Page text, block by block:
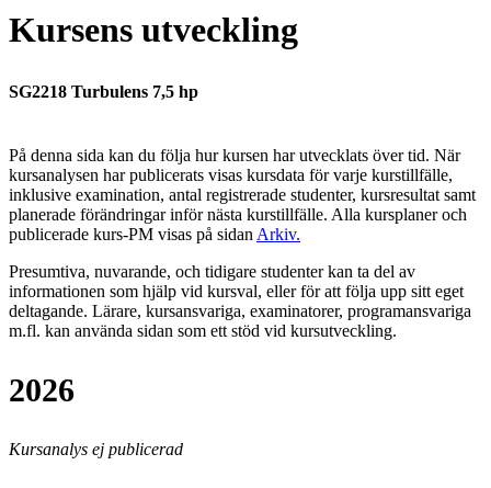
Kursens utveckling
SG2218 Turbulens 7,5 hp
På denna sida kan du följa hur kursen har utvecklats över tid. När
kursanalysen har publicerats visas kursdata för varje kurstillfälle,
inklusive examination, antal registrerade studenter, kursresultat samt
planerade förändringar inför nästa kurstillfälle. Alla kursplaner och
publicerade kurs-PM visas på sidan Arkiv.
Presumtiva, nuvarande, och tidigare studenter kan ta del av
informationen som hjälp vid kursval, eller för att följa upp sitt eget
deltagande. Lärare, kursansvariga, examinatorer, programansvariga
m.fl. kan använda sidan som ett stöd vid kursutveckling.
2026
Kursanalys ej publicerad